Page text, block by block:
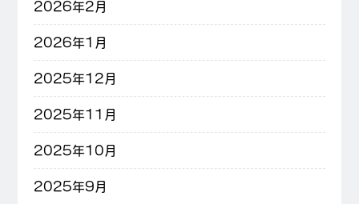
2026年2月
2026年1月
2025年12月
2025年11月
2025年10月
2025年9月